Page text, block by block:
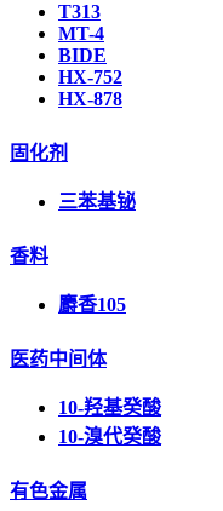
T313
MT-4
BIDE
HX-752
HX-878
固化剂
三苯基铋
香料
麝香105
医药中间体
10-羟基癸酸
10-溴代癸酸
有色金属